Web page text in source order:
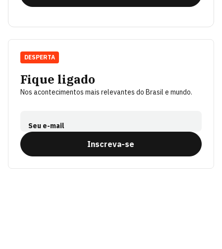
Fique ligado
Nos acontecimentos mais relevantes do Brasil e mundo.
Seu e-mail
Inscreva-se
DESPERTA